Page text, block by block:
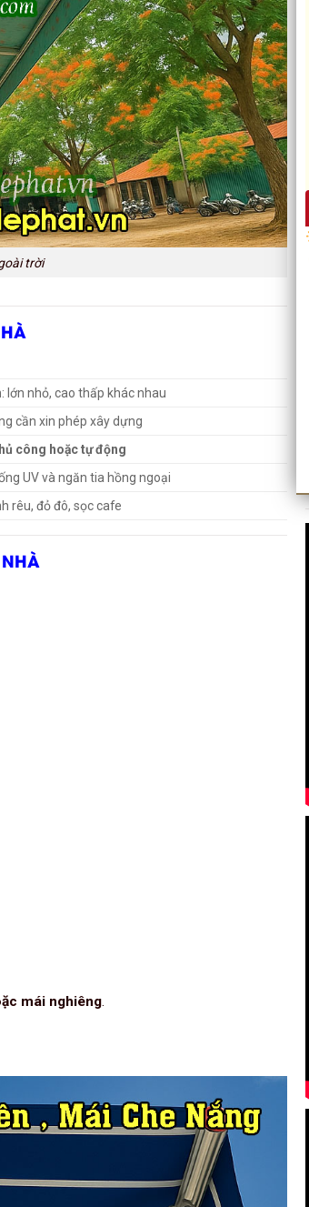
trời
lớn nhỏ, cao thấp khác nhau
cần xin phép xây dựng
công hoặc tự động
UV và ngăn tia hồng ngoại
rêu, đỏ đô, sọc cafe
mái nghiêng.